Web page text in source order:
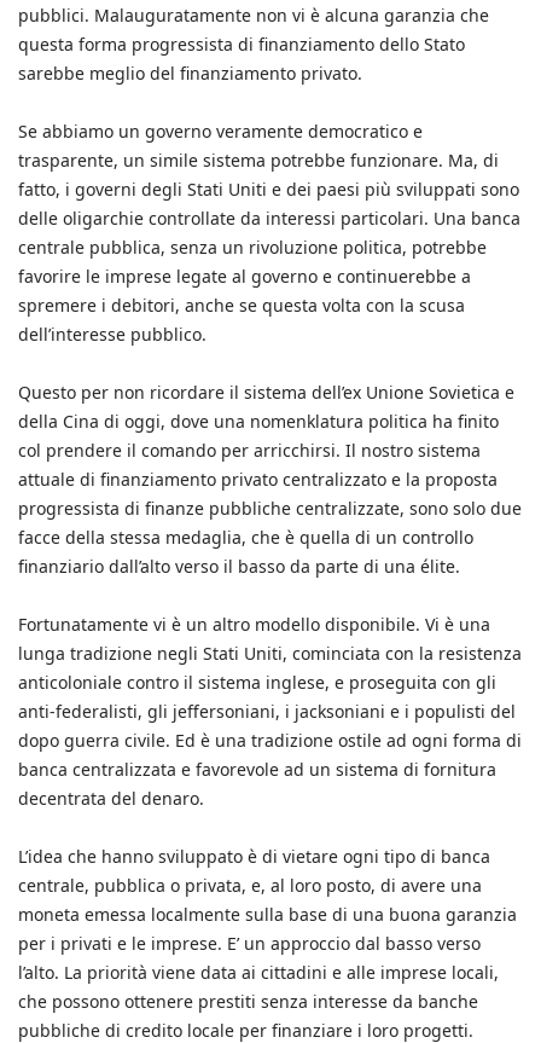
pubblici. Malauguratamente non vi è alcuna garanzia che
questa forma progressista di finanziamento dello Stato
sarebbe meglio del finanziamento privato.
Se abbiamo un governo veramente democratico e
trasparente, un simile sistema potrebbe funzionare. Ma, di
fatto, i governi degli Stati Uniti e dei paesi più sviluppati sono
delle oligarchie controllate da interessi particolari. Una banca
centrale pubblica, senza un rivoluzione politica, potrebbe
favorire le imprese legate al governo e continuerebbe a
spremere i debitori, anche se questa volta con la scusa
dell’interesse pubblico.
Questo per non ricordare il sistema dell’ex Unione Sovietica e
della Cina di oggi, dove una nomenklatura politica ha finito
col prendere il comando per arricchirsi. Il nostro sistema
attuale di finanziamento privato centralizzato e la proposta
progressista di finanze pubbliche centralizzate, sono solo due
facce della stessa medaglia, che è quella di un controllo
finanziario dall’alto verso il basso da parte di una élite.
Fortunatamente vi è un altro modello disponibile. Vi è una
lunga tradizione negli Stati Uniti, cominciata con la resistenza
anticoloniale contro il sistema inglese, e proseguita con gli
anti-federalisti, gli jeffersoniani, i jacksoniani e i populisti del
dopo guerra civile. Ed è una tradizione ostile ad ogni forma di
banca centralizzata e favorevole ad un sistema di fornitura
decentrata del denaro.
L’idea che hanno sviluppato è di vietare ogni tipo di banca
centrale, pubblica o privata, e, al loro posto, di avere una
moneta emessa localmente sulla base di una buona garanzia
per i privati e le imprese. E’ un approccio dal basso verso
l’alto. La priorità viene data ai cittadini e alle imprese locali,
che possono ottenere prestiti senza interesse da banche
pubbliche di credito locale per finanziare i loro progetti.